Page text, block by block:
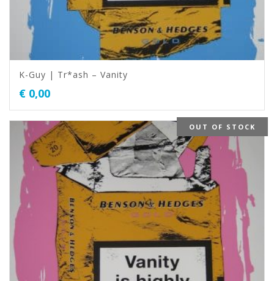
K-Guy | Tr*ash – Vanity
€ 0,00
OUT OF STOCK